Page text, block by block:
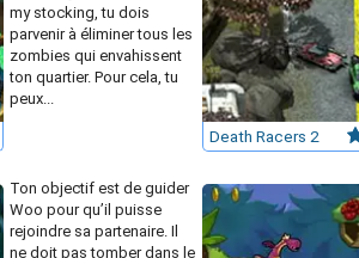
my stocking, tu dois
parvenir à éliminer tous les
zombies qui envahissent
ton quartier. Pour cela, tu
peux...
Death Racers 2
Ton objectif est de guider
Woo pour qu’il puisse
rejoindre sa partenaire. Il
ne doit pas tomber dans le